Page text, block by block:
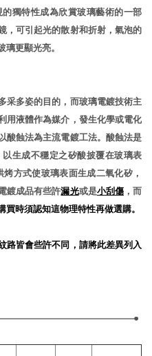
獨特性成為欣賞玻璃藝術的一部
，可引起光的散射和折射，氣泡的
更顯光亮。
采多姿的目的，而玻璃電鍍技術主
用液體作為媒介，發生化學或電化
酸蝕法為主流電鍍工法。酸蝕法是
生成不穩定之矽酸披覆在玻璃表
方式使玻璃表面生成二氧化矽，
鍍成品有些許漏光或是小刮傷，而
買時須認知這物理特性再做選購。
路皆會些許不同，請將此差異列入